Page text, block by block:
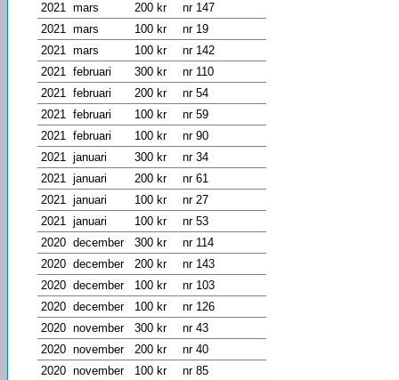
2021 mars 200 kr
nr 147
2021
mars 100 kr
nr 19
2021
mars 100 kr
nr 142
2021
februari 300 kr
nr 110
2021
februari 200 kr
nr 54
2021
februari 100 kr
nr 59
2021
februari 100 kr
nr 90
2021
januari 300 kr
nr 34
2021
januari 200 kr
nr 61
2021
januari 100 kr
nr 27
2021
januari 100 kr
nr 53
2020 december 300 kr
nr 114
2020 december 200 kr
nr 143
2020 december 100 kr
nr 103
2020 december 100 kr
nr 126
2020 november 300 kr
nr 43
2020 november 200 kr
nr 40
2020 november 100 kr
nr 85